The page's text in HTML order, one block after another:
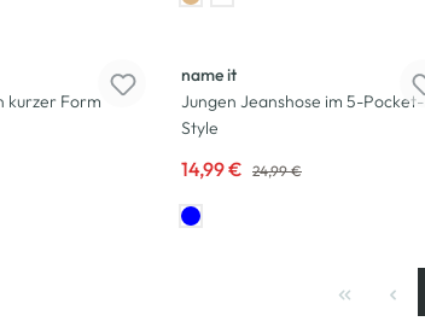
kurzer Form
name it
Jungen Jeanshose im 5-Pocket-
Style
14,99 € 24,99 €